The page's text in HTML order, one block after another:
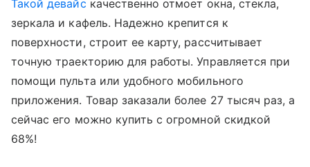
Такой девайс качественно отмоет окна, стекла,
зеркала и кафель. Надежно крепится к
поверхности, строит ее карту, рассчитывает
точную траекторию для работы. Управляется при
помощи пульта или удобного мобильного
приложения. Товар заказали более 27 тысяч раз, а
сейчас его можно купить с огромной скидкой
68%!